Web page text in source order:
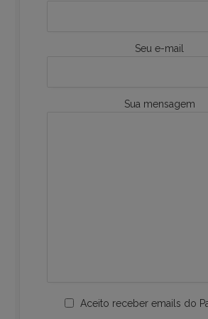
Seu e-mail
Sua mensagem
Aceito receber emails do